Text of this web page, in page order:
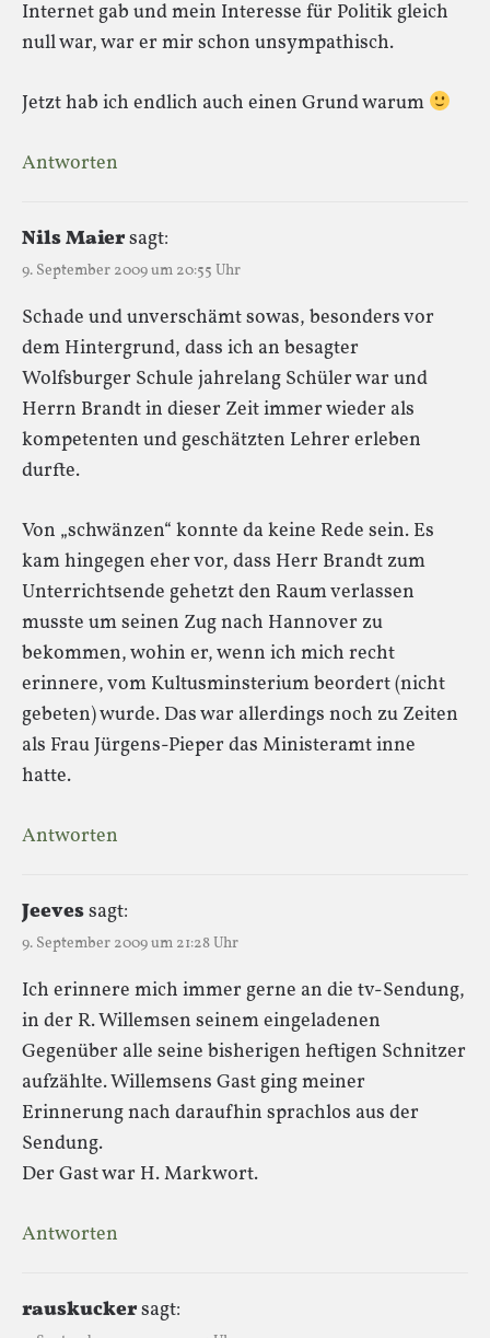
Internet gab und mein Interesse für Politik gleich
null war, war er mir schon unsympathisch.
Jetzt hab ich endlich auch einen Grund warum
Antworten
Nils Maiersagt:
9. September 2009 um 20:55 Uhr
Schade und unverschämt sowas, besonders vor
dem Hintergrund, dass ich an besagter
Wolfsburger Schule jahrelang Schüler war und
Herrn Brandt in dieser Zeit immer wieder als
kompetenten und geschätzten Lehrer erleben
durfte.
Von „schwänzen“ konnte da keine Rede sein. Es
kam hingegen eher vor, dass Herr Brandt zum
Unterrichtsende gehetzt den Raum verlassen
musste um seinen Zug nach Hannover zu
bekommen, wohin er, wenn ich mich recht
erinnere, vom Kultusminsterium beordert (nicht
gebeten) wurde. Das war allerdings noch zu Zeiten
als Frau Jürgens-Pieper das Ministeramt inne
hatte.
Antworten
Jeevessagt:
9. September 2009 um 21:28 Uhr
Ich erinnere mich immer gerne an die tv-Sendung,
in der R. Willemsen seinem eingeladenen
Gegenüber alle seine bisherigen heftigen Schnitzer
aufzählte. Willemsens Gast ging meiner
Erinnerung nach daraufhin sprachlos aus der
Sendung.
Der Gast war H. Markwort.
Antworten
rauskuckersagt: